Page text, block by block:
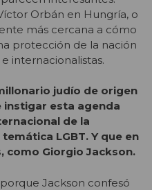
Orbán en Hungría, o
más cercana a cómo
protección de la nación
internacionalistas.
judío de origen
instigar esta agenda
de la
LGBT. Y que en
como Giorgio Jackson.
Jackson confesó